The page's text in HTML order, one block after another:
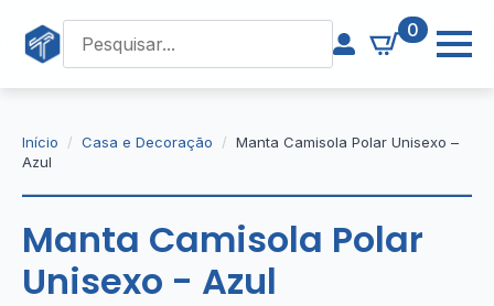
0
Início Casa e Decoração
Manta Camisola Polar Unisexo –
Azul
Manta Camisola Polar
Unisexo - Azul